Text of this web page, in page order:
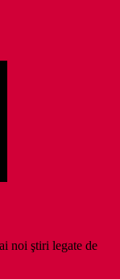
noi ştiri legate de